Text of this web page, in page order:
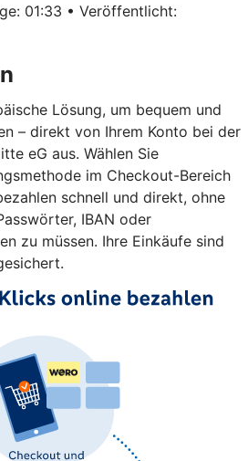
01:33 • Veröffentlicht:
Lösung, um bequem und
– direkt von Ihrem Konto bei der
eG aus. Wählen Sie
im Checkout-Bereich
schnell und direkt, ohne
IBAN oder
zu müssen. Ihre Einkäufe sind